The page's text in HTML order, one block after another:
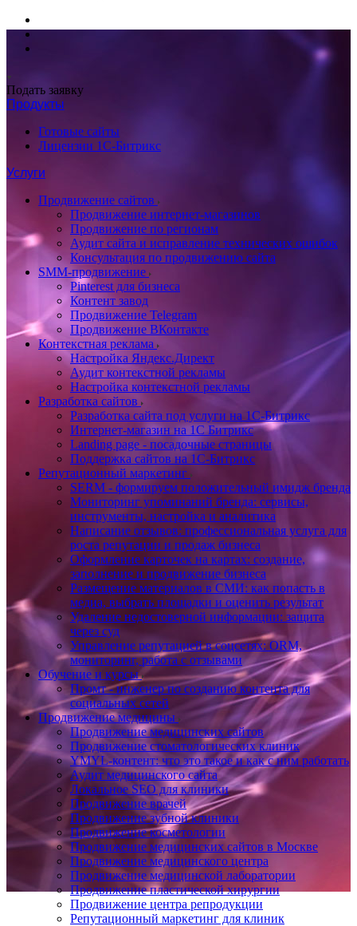
Подать заявку
Продукты
Готовые сайты
Лицензии 1С-Битрикс
Услуги
Продвижение сайтов
Продвижение интернет-магазинов
Продвижение по регионам
Аудит сайта и исправление технических ошибок
Консультация по продвижению сайта
SMM-продвижение
Pinterest для бизнеса
Контент завод
Продвижение Telegram
Продвижение ВКонтакте
Контекстная реклама
Настройка Яндекс.Директ
Аудит контекстной рекламы
Настройка контекстной рекламы
Разработка сайтов
Разработка сайта под услуги на 1С-Битрикс
Интернет-магазин на 1С Битрикс
Landing page - посадочные страницы
Поддержка сайтов на 1С-Битрикс
Репутационный маркетинг
SERM - формируем положительный имидж бренда
Мониторинг упоминаний бренда: сервисы,
инструменты, настройка и аналитика
Написание отзывов: профессиональная услуга для
роста репутации и продаж бизнеса
Оформление карточек на картах: создание,
заполнение и продвижение бизнеса
Размещение материалов в СМИ: как попасть в
медиа, выбрать площадки и оценить результат
Удаление недостоверной информации: защита
через суд
Управление репутацией в соцсетях: ORM,
мониторинг, работа с отзывами
Обучение и курсы
Промт - инженер по созданию контента для
социальных сетей
Продвижение медицины
Продвижение медицинских сайтов
Продвижение стоматологических клиник
YMYL-контент: что это такое и как с ним работать
Аудит медицинского сайта
Локальное SEO для клиники
Продвижение врачей
Продвижение зубной клиники
Продвижение косметологии
Продвижение медицинских сайтов в Москве
Продвижение медицинского центра
Продвижение медицинской лаборатории
Продвижение пластической хирургии
Продвижение центра репродукции
Репутационный маркетинг для клиник